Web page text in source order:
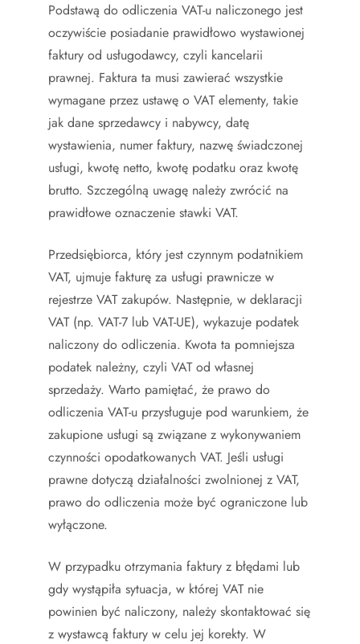
Podstawą do odliczenia VAT-u naliczonego jest
oczywiście posiadanie prawidłowo wystawionej
faktury od usługodawcy, czyli kancelarii
prawnej. Faktura ta musi zawierać wszystkie
wymagane przez ustawę o VAT elementy, takie
jak dane sprzedawcy i nabywcy, datę
wystawienia, numer faktury, nazwę świadczonej
usługi, kwotę netto, kwotę podatku oraz kwotę
brutto. Szczególną uwagę należy zwrócić na
prawidłowe oznaczenie stawki VAT.
Przedsiębiorca, który jest czynnym podatnikiem
VAT, ujmuje fakturę za usługi prawnicze w
rejestrze VAT zakupów. Następnie, w deklaracji
VAT (np. VAT-7 lub VAT-UE), wykazuje podatek
naliczony do odliczenia. Kwota ta pomniejsza
podatek należny, czyli VAT od własnej
sprzedaży. Warto pamiętać, że prawo do
odliczenia VAT-u przysługuje pod warunkiem, że
zakupione usługi są związane z wykonywaniem
czynności opodatkowanych VAT. Jeśli usługi
prawne dotyczą działalności zwolnionej z VAT,
prawo do odliczenia może być ograniczone lub
wyłączone.
W przypadku otrzymania faktury z błędami lub
gdy wystąpiła sytuacja, w której VAT nie
powinien być naliczony, należy skontaktować się
z wystawcą faktury w celu jej korekty. W